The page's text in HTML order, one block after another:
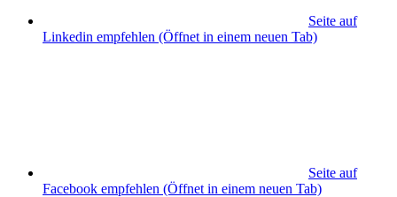
Seite auf
Linkedin empfehlen (Öffnet in einem neuen Tab)
Seite auf
Facebook empfehlen (Öffnet in einem neuen Tab)